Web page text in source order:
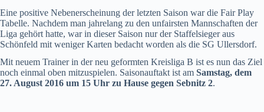
Eine positive Nebenerscheinung der letzten Saison war die Fair Play
Tabelle. Nachdem man jahrelang zu den unfairsten Mannschaften der
Liga gehört hatte, war in dieser Saison nur der Staffelsieger aus
Schönfeld mit weniger Karten bedacht worden als die SG Ullersdorf.
Mit neuem Trainer in der neu geformten Kreisliga B ist es nun das Ziel
noch einmal oben mitzuspielen. Saisonauftakt ist am Samstag, dem
27. August 2016 um 15 Uhr zu Hause gegen Sebnitz 2.